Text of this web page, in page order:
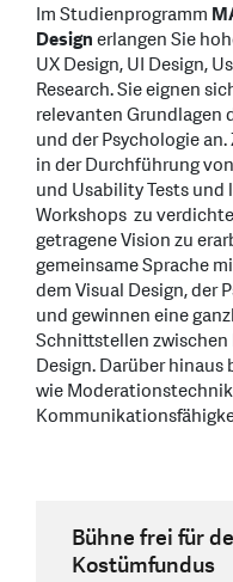
Im Studienprogramm
Designerlangen Sie
UX Design, UI Design,
Research. Sie eignen
relevanten Grundlagen
und der Psychologie
in der Durchführung
und Usability Tests und
Workshops zu
getragene Vision zu
gemeinsame Sprache
dem Visual Design, der
und gewinnen eine
Schnittstellen zwischen
Design. Darüber hinaus
wie
Video-Player
Bühne frei für
Kostümfundus
Alfred teilt
Menschen